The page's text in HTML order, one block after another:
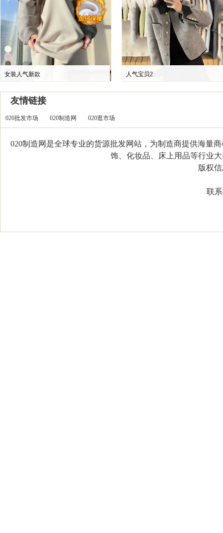
女装人气新款 人气宝贝2
友情链接
020批发市场 020制造网 020逛市场
020制造网是全球专业的货源批发网站，为制造商提供海量
饰、化妆品、床上用品等行业
版权信
联